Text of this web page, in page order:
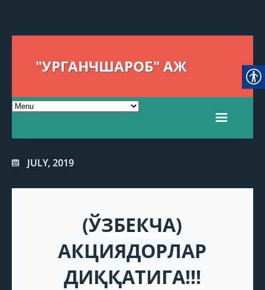
"УРГАНЧШАРОБ" АЖ
JULY, 2019
(ЎЗБЕКЧА)
АКЦИЯДОРЛАР
ДИҚҚАТИГА!!!